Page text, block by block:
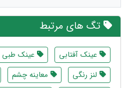
تگ های مرتبط
عینک آفتابی عینک طبی
لنز رنگی
معاینه چشم